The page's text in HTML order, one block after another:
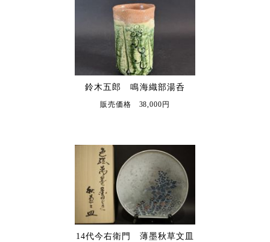
鈴木五郎 鳴海織部湯呑
販売価格 38,000円
14代今右衛門 薄墨秋草文皿